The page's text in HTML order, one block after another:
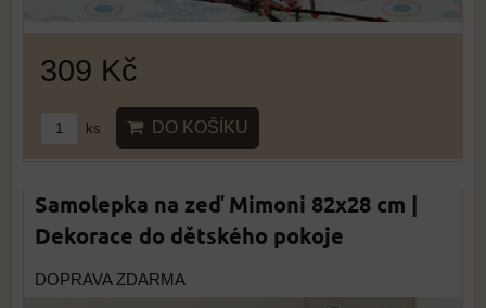
309 Kč
ks DO KOŠÍKU
Samolepka na zeď Mimoni 82x28 cm |
Dekorace do dětského pokoje
DOPRAVA ZDARMA